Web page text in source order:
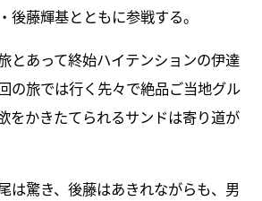
後藤輝基とともに参戦する。
とあって終始ハイテンションの伊達
の旅では行く先々で絶品ご当地グル
をかきたてられるサンドは寄り道が
は驚き、後藤はあきれながらも、男